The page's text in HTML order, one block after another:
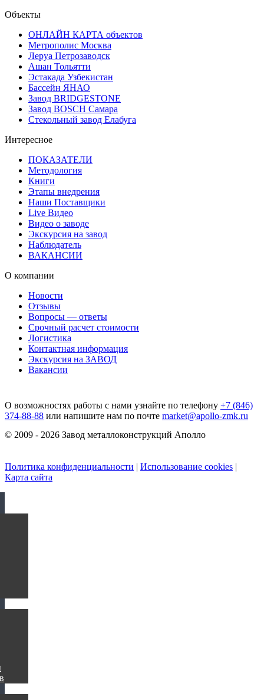
Объекты
ОНЛАЙН КАРТА объектов
Метрополис Москва
Леруа Петрозаводск
Ашан Тольятти
Эстакада Узбекистан
Бассейн ЯНАО
Завод BRIDGESTONE
Завод BOSCH Самара
Стекольный завод Елабуга
Интересное
ПОКАЗАТЕЛИ
Методология
Книги
Этапы внедрения
Наши Поставщики
Live Видео
Видео о заводе
Экскурсия на завод
Наблюдатель
ВАКАНСИИ
О компании
Новости
Отзывы
Вопросы — ответы
Срочный расчет стоимости
Логистика
Контактная информация
Экскурсия на ЗАВОД
Вакансии
О возможностях работы с нами узнайте по телефону +7 (846)
374-88-88 или напишите нам по почте market@apollo-zmk.ru
© 2009 - 2026 Завод металлоконструкций Аполло
Политика конфиденциальности | Использование cookies |
Карта сайта